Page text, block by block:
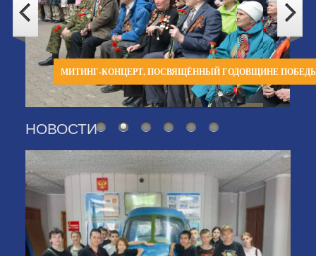
МИТИНГ-КОНЦЕРТ, ПОСВЯЩЁННЫЙ ГОДОВЩИНЕ
НОВОСТИ